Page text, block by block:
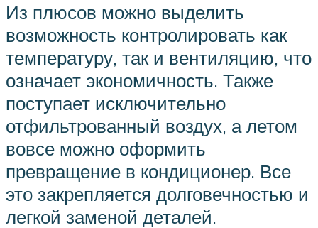
Из плюсов можно выделить
возможность контролировать как
температуру, так и вентиляцию, что
означает экономичность. Также
поступает исключительно
отфильтрованный воздух, а летом
вовсе можно оформить
превращение в кондиционер. Все
это закрепляется долговечностью и
легкой заменой деталей.